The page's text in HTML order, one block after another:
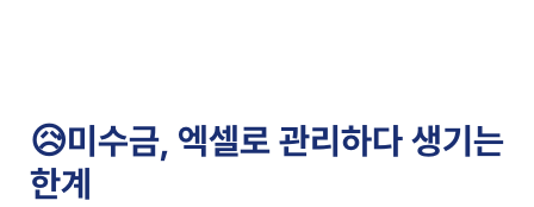
😥미수금, 엑셀로 관리하다 생기는
한계